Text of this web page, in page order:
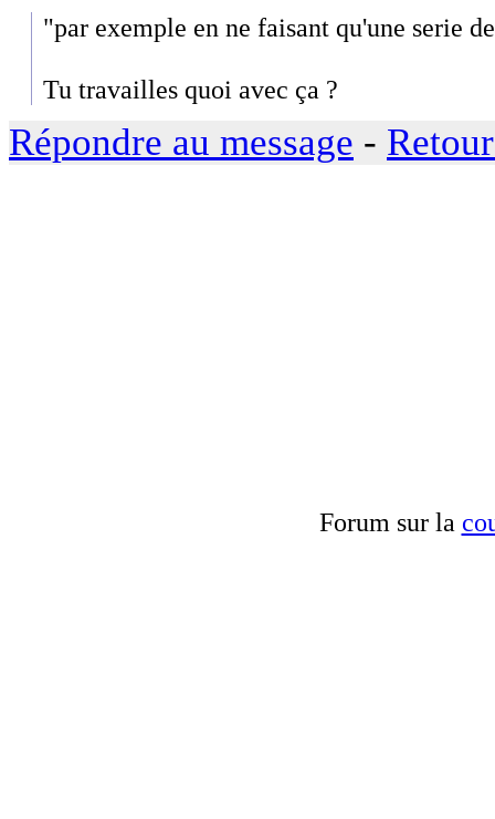
"par exemple en ne faisant qu'une serie
Tu travailles quoi avec ça ?
Répondre au message -
Forum sur la